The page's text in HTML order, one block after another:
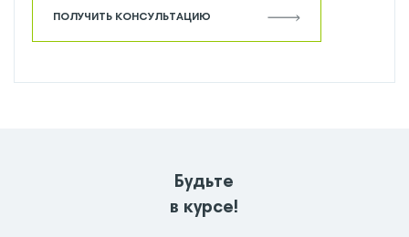
ПОЛУЧИТЬ КОНСУЛЬТАЦИЮ
Будьте
в курсе!